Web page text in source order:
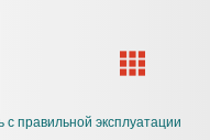
правильной эксплуатации